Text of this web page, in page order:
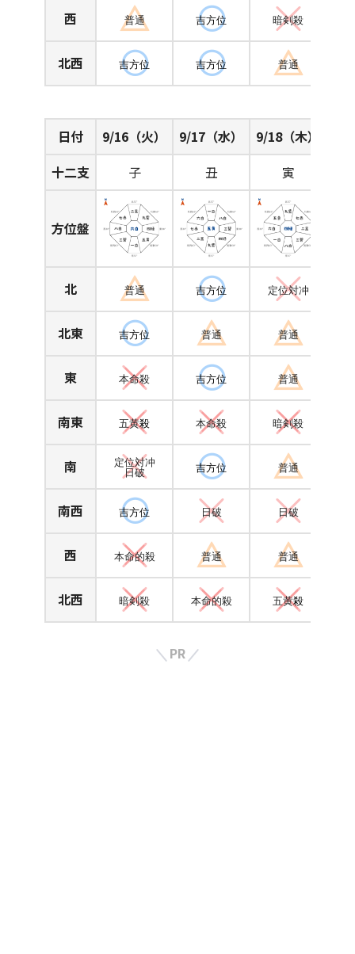
西 普通 吉方位 暗剣殺
北西 吉方位 吉方位 普通
日付 9/16（火） 9/17（水）
9/18（木）
十二支
子 丑 寅
方位盤
北 普通 吉方位 定位対冲
北東 吉方位 普通 普通
東 本命殺 吉方位 普通
南東 五黄殺 本命殺 暗剣殺
南
定位対冲
日破
吉方位 普通
南西 吉方位 日破 日破
西 本命的殺 普通 普通
北西 暗剣殺 本命的殺 五黄殺
PR